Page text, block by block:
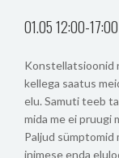
01.05 12:00-17:00
Konstellatsioonid
kellega saatus
elu. Samuti teeb
mida me ei pruugi
Paljud sümptomid
inimese enda